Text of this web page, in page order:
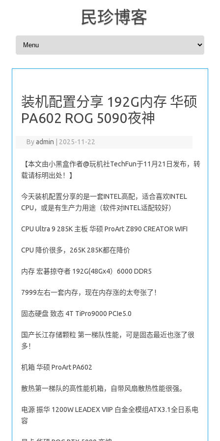
民珍博客
Skip to content
装机配置分享 192G内存 华硕
PA602 ROG 5090夜神
Byadmin 2025-11-22
【本文由小黑盒作者@玩机社TechFun于11月21日发布，转
载请标明出处！】
今天装机配置分享的是一套INTEL高配，适合喜欢INTEL
CPU，或是有生产力用途（软件对INTEL适配较好）
CPU Ultra 9 285K 主板 华硕 ProArt Z890 CREATOR WIFI
CPU 降价很多，265K 285K都在降价
内存 宏碁掠夺者 192G(48Gx4）6000 DDR5
7999左右一套内存，现在内存涨的太夸张了！
固态硬盘 致态 4T TiPro9000 PCIe5.0
国产长江存储颗粒 第一梯队性能，可是固态最近也涨了很
多！
机箱 华硕 ProArt PA602
散热第一梯队的高性能机箱，自带风扇散热性能很强。
电源 振华 1200W LEADEX VIIP 白金全模组ATX3.1全日系电
容